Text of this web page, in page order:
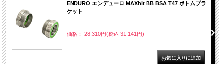
ENDURO エンデューロ MAXhit BB BSA T47 ボトムブラ
ケット
価格： 28,310円(税込 31,141円)